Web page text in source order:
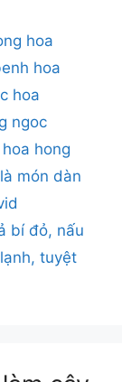
hoa
hoa
hoa
ngoc
hong
món dàn
bí đỏ, nấu
tuyệt